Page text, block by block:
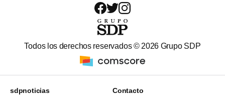
Todos los derechos reservados © 2026 Grupo SDP
sdpnoticias Contacto